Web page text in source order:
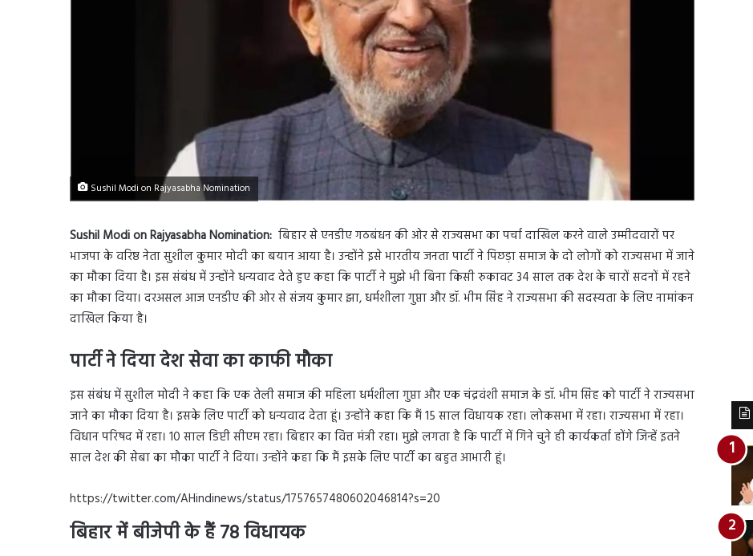
Sushil Modi on Rajyasabha Nomination
Sushil Modi on Rajyasabha Nomination: बिहार से एनडीए गठबंधन की ओर से राज्यसभा का पर्चा दाखिल करने वाले उम्मीदवारों पर
भाजपा के वरिष्ठ नेता सुशील कुमार मोदी का बयान आया है। उन्होंने इसे भारतीय जनता पार्टी ने पिछड़ा समाज के दो लोगों को राज्यसभा में जाने
का मौका दिया है। इस संबंध में उन्होंने धन्यवाद देते हुए कहा कि पार्टी ने मुझे भी बिना किसी रुकावट 34 साल तक देश के चारों सदनों में रहने
का मौका दिया। दरअसल आज एनडीए की ओर से संजय कुमार झा, धर्मशीला गुप्ता और डॉ. भीम सिंह ने राज्यसभा की सदस्यता के लिए नामांकन
दाखिल किया है।
पार्टी ने दिया देश सेवा का काफी मौका
इस संबंध में सुशील मोदी ने कहा कि एक तेली समाज की महिला धर्मशीला गुप्ता और एक चंद्रवंशी समाज के डॉ. भीम सिंह को पार्टी ने राज्यसभा
जाने का मौका दिया है। इसके लिए पार्टी को धन्यवाद देता हूं। उन्होंने कहा कि मैं 15 साल विधायक रहा। लोकसभा में रहा। राज्यसभा में रहा।
विधान परिषद में रहा। 10 साल डिप्टी सीएम रहा। बिहार का वित्त मंत्री रहा। मुझे लगता है कि पार्टी में गिने चुने ही कार्यकर्ता होंगे जिन्हें इतने
साल देश की सेबा का मौका पार्टी ने दिया। उन्होंने कहा कि मैं इसके लिए पार्टी का बहुत आभारी हूं।
https://twitter.com/AHindinews/status/1757657480602046814?s=20
बिहार में बीजेपी के हैं 78 विधायक